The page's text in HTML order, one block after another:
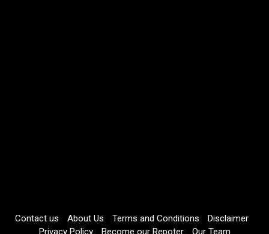
Contact us About Us Terms and Conditions
Disclaimer
Privacy Policy
Become our Repoter Our Team